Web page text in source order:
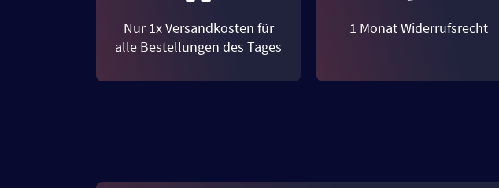
Nur 1x Versandkosten für
alle Bestellungen des Tages
1 Monat Widerrufsrecht